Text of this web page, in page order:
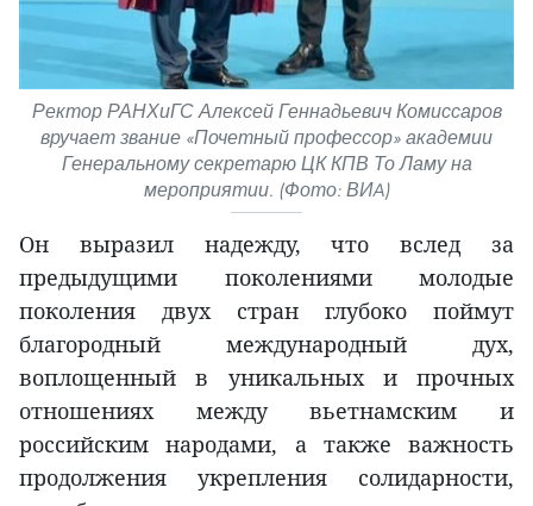
Ректор РАНХиГС Алексей Геннадьевич Комиссаров
вручает звание «Почетный профессор» академии
Генеральному секретарю ЦК КПВ То Ламу на
мероприятии. (Фото: ВИA)
Он выразил надежду, что вслед за
предыдущими поколениями молодые
поколения двух стран глубоко поймут
благородный международный дух,
воплощенный в уникальных и прочных
отношениях между вьетнамским и
российским народами, а также важность
продолжения укрепления солидарности,